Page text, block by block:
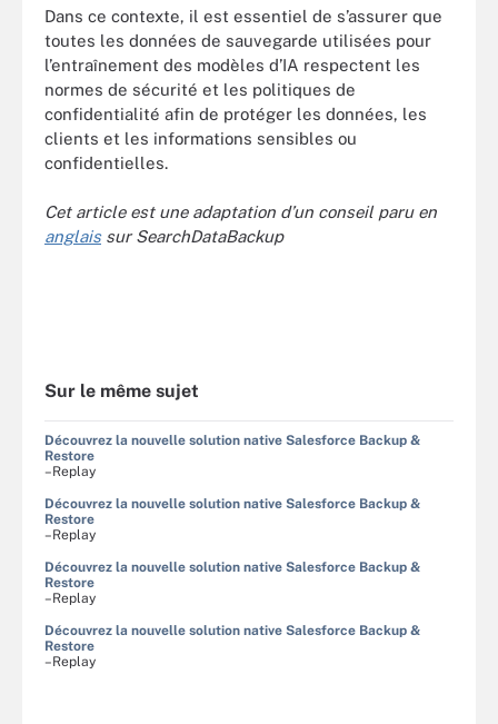
Dans ce contexte, il est essentiel de s’assurer que
toutes les données de sauvegarde utilisées pour
l’entraînement des modèles d’IA respectent les
normes de sécurité et les politiques de
confidentialité afin de protéger les données, les
clients et les informations sensibles ou
confidentielles.
Cet article est une adaptation d’un conseil paru en
anglaissur SearchDataBackup
Sur le même sujet
Découvrez la nouvelle solution native Salesforce Backup &
Restore
–Replay
Découvrez la nouvelle solution native Salesforce Backup &
Restore
–Replay
Découvrez la nouvelle solution native Salesforce Backup &
Restore
–Replay
Découvrez la nouvelle solution native Salesforce Backup &
Restore
–Replay